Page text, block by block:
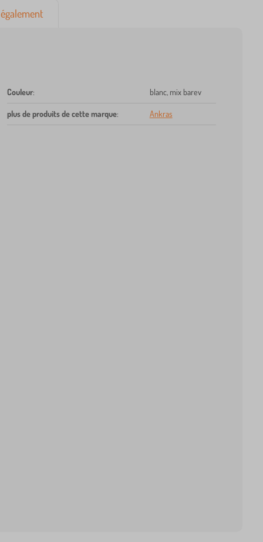
Couleur: blanc, mix barev
plus de produits de cette marque: Ankras